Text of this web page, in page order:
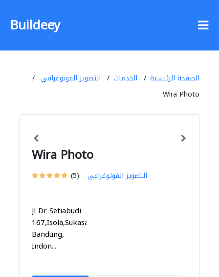
Buildeey
الصفحة الرئيسية الخدمات
التصوير الفوتوغرافي
Wira Photo
Wira Photo
(5) التصوير الفوتوغرافي
Jl Dr Setiabudi
167,Isola,Sukasari,
Bandung,
Indon...